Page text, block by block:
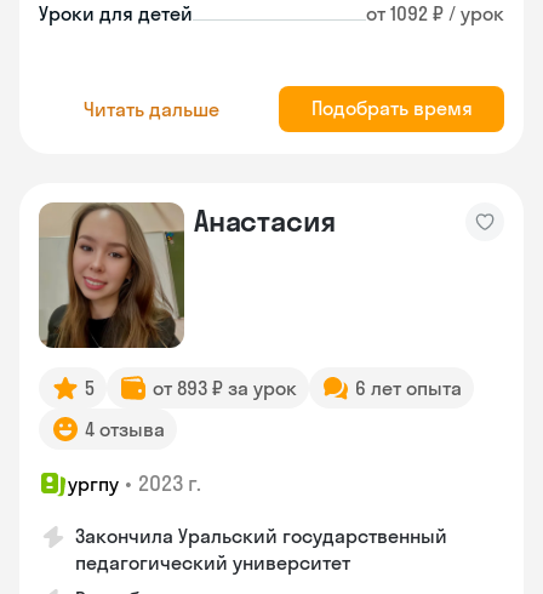
Уроки для детей от 1092 ₽ / урок
Читать дальше Подобрать время
Анастасия
5 от 893 ₽ за урок
6 лет опыта
4 отзыва
ургпу • 2023 г.
Закончила Уральский государственный
педагогический университет